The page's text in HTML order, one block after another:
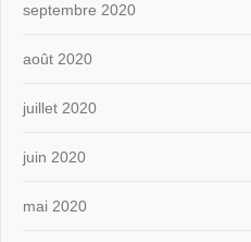
septembre 2020
août 2020
juillet 2020
juin 2020
mai 2020